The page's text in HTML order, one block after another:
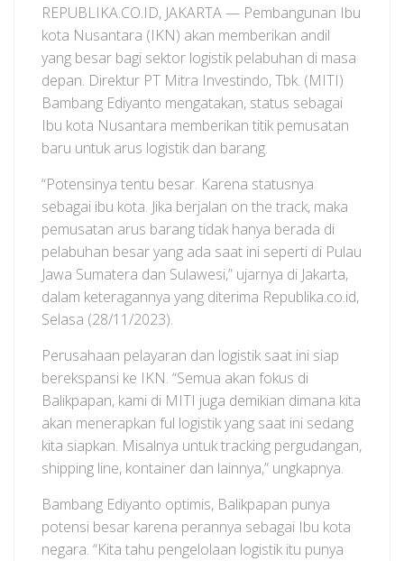
REPUBLIKA.CO.ID, JAKARTA — Pembangunan Ibu
kota Nusantara (IKN) akan memberikan andil
yang besar bagi sektor logistik pelabuhan di masa
depan. Direktur PT Mitra Investindo, Tbk. (MITI)
Bambang Ediyanto mengatakan, status sebagai
Ibu kota Nusantara memberikan titik pemusatan
baru untuk arus logistik dan barang.
“Potensinya tentu besar. Karena statusnya
sebagai ibu kota. Jika berjalan on the track, maka
pemusatan arus barang tidak hanya berada di
pelabuhan besar yang ada saat ini seperti di Pulau
Jawa Sumatera dan Sulawesi,” ujarnya di Jakarta,
dalam keteragannya yang diterima Republika.co.id,
Selasa (28/11/2023).
Perusahaan pelayaran dan logistik saat ini siap
berekspansi ke IKN. “Semua akan fokus di
Balikpapan, kami di MITI juga demikian dimana kita
akan menerapkan ful logistik yang saat ini sedang
kita siapkan. Misalnya untuk tracking pergudangan,
shipping line, kontainer dan lainnya,” ungkapnya.
Bambang Ediyanto optimis, Balikpapan punya
potensi besar karena perannya sebagai Ibu kota
negara. “Kita tahu pengelolaan logistik itu punya